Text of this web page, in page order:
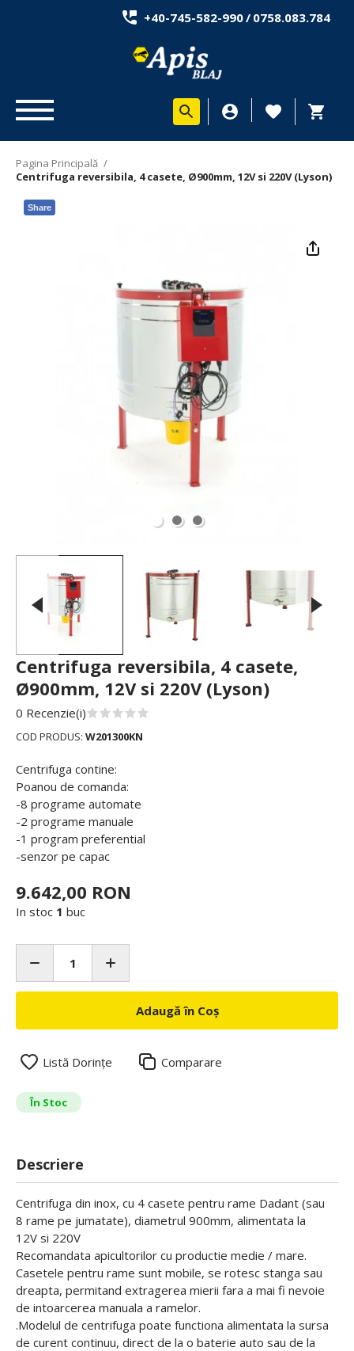
+40-745-582-990/ 0758.083.784
Pagina Principală /
Centrifuga reversibila, 4 casete, Ø900mm, 12V si 220V (Lyson)
Share
Centrifuga reversibila, 4 casete,
Ø900mm, 12V si 220V (Lyson)
0 Recenzie(i)
COD PRODUS: W201300KN
Centrifuga contine:
Poanou de comanda:
-8 programe automate
-2 programe manuale
-1 program preferential
-senzor pe capac
9.642,00 RON
In stoc 1 buc
Adaugă în Coș
Listă Dorințe Comparare
În Stoc
Descriere
Centrifuga din inox, cu 4 casete pentru rame Dadant (sau
8 rame pe jumatate), diametrul 900mm, alimentata la
12V si 220V
Recomandata apicultorilor cu productie medie / mare.
Casetele pentru rame sunt mobile, se rotesc stanga sau
dreapta, permitand extragerea mierii fara a mai fi nevoie
de intoarcerea manuala a ramelor.
.Modelul de centrifuga poate functiona alimentata la sursa
de curent continuu, direct de la o baterie auto sau de la